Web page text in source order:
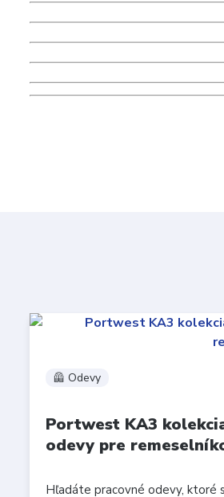
🦺 Odevy
Portwest KA3
odevy pre
Hľadáte pracovné odevy, ktoré